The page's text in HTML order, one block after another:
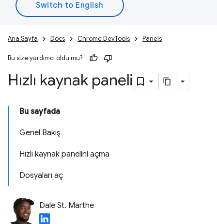
Ana Sayfa Docs Chrome DevTools Panels
Bu size yardımcı oldu mu?
Hızlı kaynak paneli
Bu sayfada
Genel Bakış
Hızlı kaynak panelini açma
Dosyaları aç
Dale St. Marthe